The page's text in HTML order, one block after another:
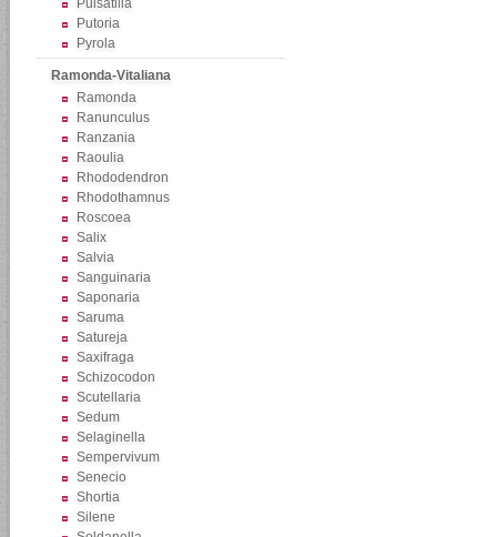
Pulsatilla
Putoria
Pyrola
Ramonda-Vitaliana
Ramonda
Ranunculus
Ranzania
Raoulia
Rhododendron
Rhodothamnus
Roscoea
Salix
Salvia
Sanguinaria
Saponaria
Saruma
Satureja
Saxifraga
Schizocodon
Scutellaria
Sedum
Selaginella
Sempervivum
Senecio
Shortia
Silene